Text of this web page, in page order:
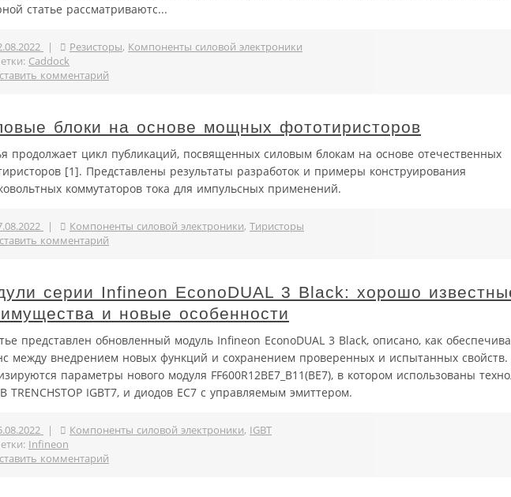
статье рассматриваютс...
| Резисторы, Компоненты силовой электроники
Caddock
комментарий
блоки на основе мощных фототиристоров
продолжает цикл публикаций, посвященных силовым блокам на основе отечественных
[1]. Представлены результаты разработок и примеры конструирования
коммутаторов тока для импульсных применений.
| Компоненты силовой электроники, Тиристоры
комментарий
серии Infineon EconoDUAL 3 Black: хорошо
и новые особенности
представлен обновленный модуль Infineon EconoDUAL 3 Black, описано, как
между внедрением новых функций и сохранением проверенных и испытанных свойств.
параметры нового модуля FF600R12BE7_B11(BE7), в котором использованы
TRENCHSTOP IGBT7, и диодов EC7 с управляемым эмиттером.
| Компоненты силовой электроники, IGBT
Infineon
комментарий